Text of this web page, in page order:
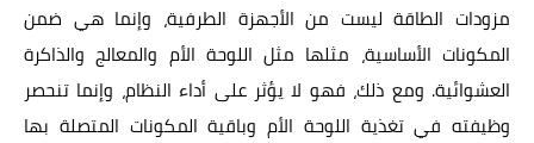
مزودات الطاقة ليست من الأجهزة الطرفية، وإنما هي ضمن
المكونات الأساسية، مثلها مثل اللوحة الأم والمعالج والذاكرة
العشوائية. ومع ذلك، فهو لا يؤثر على أداء النظام، وإنما تنحصر
وظيفته في تغذية اللوحة الأم وباقية المكونات المتصلة بها